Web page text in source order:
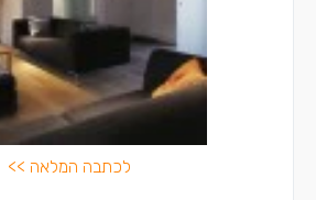
לכתבה המלאה >>